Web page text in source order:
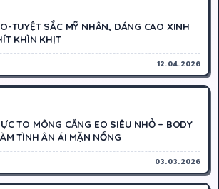
TUYỆT SẮC MỸ NHÂN, DÁNG CAO XINH
KHÌN KHỊT
12.04.2026
TO MÔNG CĂNG EO SIÊU NHỎ – BODY
TÌNH ÂN ÁI MẶN NỒNG
03.03.2026